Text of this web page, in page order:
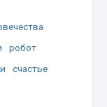
робот
счастье